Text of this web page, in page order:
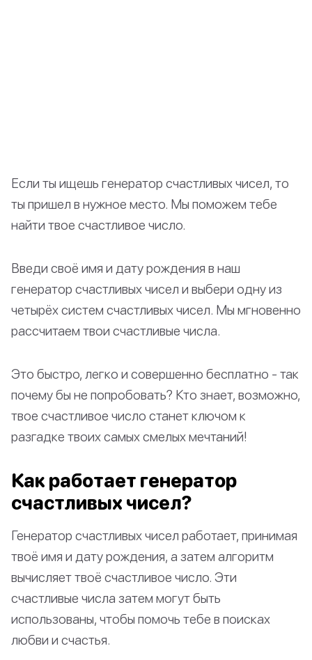
Если ты ищешь генератор счастливых чисел, то
ты пришел в нужное место. Мы поможем тебе
найти твое счастливое число.
Введи своё имя и дату рождения в наш
генератор счастливых чисел и выбери одну из
четырёх систем счастливых чисел. Мы мгновенно
рассчитаем твои счастливые числа.
Это быстро, легко и совершенно бесплатно - так
почему бы не попробовать? Кто знает, возможно,
твое счастливое число станет ключом к
разгадке твоих самых смелых мечтаний!
Как работает генератор
счастливых чисел?
Генератор счастливых чисел работает, принимая
твоё имя и дату рождения, а затем алгоритм
вычисляет твоё счастливое число. Эти
счастливые числа затем могут быть
использованы, чтобы помочь тебе в поисках
любви и счастья.